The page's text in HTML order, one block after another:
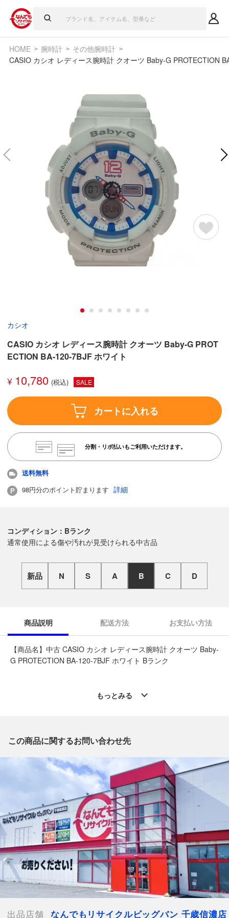
HOME 腕時計
その他腕時計
CASIO カシオ レディース腕時計 クオーツ Baby-G PROTECTION
カシオ
CASIO カシオ レディース腕時計 クオーツ Baby-G PROT
ECTION BA-120-7BJF ホワイト
¥ 10,780 SALE
カートに入れる
分割・リボ払いもご利用いただけます。
送料無料
98円分のポイント貯まります 詳細
コンディション：Bランク
通常使用による傷や汚れが見受けられる中古品
新品 N S A B C D
商品説明 配送方法 お支払い方法
【商品名】中古 CASIO カシオ レディース腕時計 クオーツ Baby-
G PROTECTION BA-120-7BJF ホワイト Bランク
※「なんでもリサイクルビッグバン 公式オンラインストアの出
電話番号：0123-40-3196
【店舗内商品コード】1013103080137
【メーカー】CASIO/カシオ
【型番】BA-120-7BJF
【対象】レディース
【素材】樹脂
【カラー】ホワイト
【ケースサイズ】約43mm x 43mm
【ケース厚み】約14mm
【バンド幅】約1.9cm
【ムーブメント】クオーツ
【文字盤カラー】ホワイト
【ベルトカラー】ホワイト
もっとみる
この商品に関するお問い合わせ先
出品店舗 なんでもリサイクルビッグバン 千歳信濃店